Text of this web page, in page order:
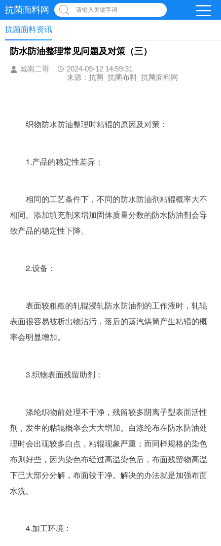
抗菌面料网 请输入关键字词
抗菌面料资讯
防水防油整理常见问题及对策（三）
城南二哥
2024-09-12 14:59:31
来源：抗菌_抗菌布料_抗菌面料网
	织物防水防油整理时粘辊的原因及对策：
	1.产品的稳定性差异：
相同。添加填充剂来增加固体质量分数的防水防油剂会导
致产品的稳定性下降。
	2.设备：
表面很容易被析出物沾污，落后的蒸汽烘筒产生粘辊的概
率会明显增加。
	3.织物表面残留助剂：
剂，发生的粘辊概率会大大增加。白涤纶布在防水防油处
理时会出现较多白点，粘辊现象严重；而同样规格的染色
布则好些，因为染色布经过高温染色后，布面残留物高温
下已大部分分解，布面较干净。解决的办法就是加强布面
水洗。
	4.加工环境：